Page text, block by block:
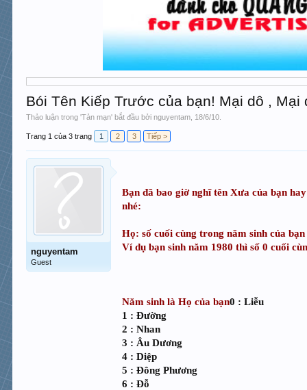
Bói Tên Kiếp Trước của bạn! Mại dô , Mại
Thảo luận trong 'Tản mạn' bắt đầu bởinguyentam 18/6/10
Trang 1 của 3 trang 1 2 3 Tiếp >
nguyentam
Guest
Bạn đã bao giờ nghĩ tên Xưa của bạn
nhé:
Họ: số cuối cùng trong năm sinh của
Ví dụ bạn sinh năm 1980 thì số 0 cuối
Năm sinh là Họ của bạn0 : Liễu
1 : Đường
2 : Nhan
3 : Âu Dương
4 : Diệp
5 : Đông Phương
6 : Đỗ